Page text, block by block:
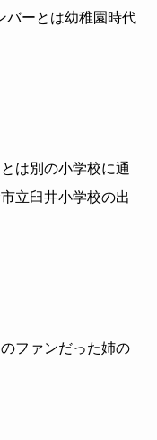
バーとは幼稚園時代
は別の小学校に通
立臼井小学校の出
ファンだった姉の